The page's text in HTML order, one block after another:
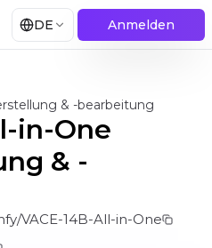
DE Anmelden
& -bearbeitung
in-One
& -
VACE-14B-All-in-One